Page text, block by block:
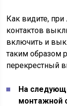
Как видите,
контактов
включить и
таким образом
перекрестный
На
монтажной